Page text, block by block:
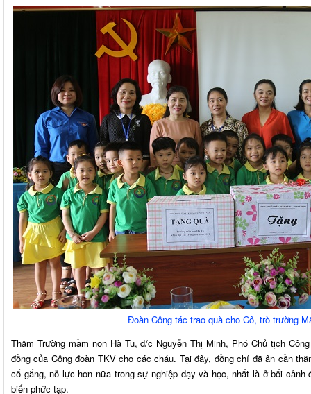
Đoàn Công tác trao quà cho Cô, trò trường
Thăm Trường mầm non Hà Tu, đ/c Nguyễn Thị Minh, Phó Chủ tịch
đồng của Công đoàn TKV cho các cháu. Tại đây, đồng chí đã ân cần
cố gắng, nỗ lực hơn nữa trong sự nghiệp dạy và học, nhất là ở bối cảnh
biến phức tạp.